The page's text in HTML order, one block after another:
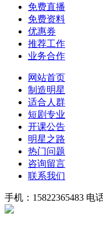
免费直播
免费资料
优惠券
推荐工作
业务合作
网站首页
制造明星
适合人群
短剧专业
开课公告
明星之路
热门问题
咨询留言
联系我们
手机：15822365483 电